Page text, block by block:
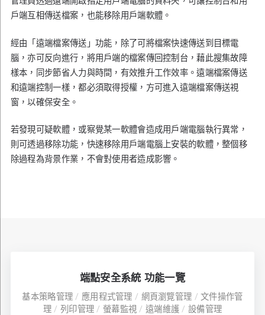
戶端互相傳送檔案，也能移除用戶端軟體。
經由「遠端檔案傳送」功能，除了可將檔案快速傳送到目標電
腦，亦可反向進行，將用戶端的檔案傳回控制台，藉此搜集故障
樣本，同步節省人力與時間，有效推升工作效率。遠端檔案傳送
和遠端控制一樣，都必須取得授權，方可進入遠端檔案傳送視
窗，以確保安全。
若發現可疑軟體，或察覺某一軟體會造成用戶端電腦執行異常，
則可透過移除功能，快速移除用戶端電腦上安裝的軟體，整個移
除過程為背景作業，不會對使用者造成影響。
端點安全系統 功能一覽
基本策略管理 / 應用程式管理 / 網頁瀏覽管理 /文件操作管
理 / 列印管理 / 螢幕監視 /遠端維護 /設備管理